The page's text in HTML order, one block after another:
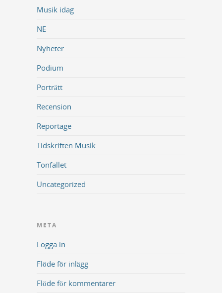
Musik idag
NE
Nyheter
Podium
Porträtt
Recension
Reportage
Tidskriften Musik
Tonfallet
Uncategorized
META
Logga in
Flöde för inlägg
Flöde för kommentarer